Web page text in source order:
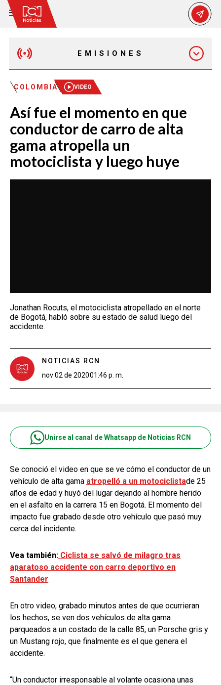
EMISIONES
MAÑANA EXPRESS
EMISIÓN 12:30 PM
EMISIÓN 7:00 PM
EMISIÓN 11:30 PM
COLOMBIA VIDEO
Así fue el momento en que
conductor de carro de alta
gama atropella un
motociclista y luego huye
Jonathan Rocuts, el motociclista atropellado en el norte
de Bogotá, habló sobre su estado de salud luego del
accidente.
NOTICIAS RCN
nov 02 de 202001:46 p. m.
Unirse al canal de Whatsapp de Noticias RCN
Se conoció el video en que se ve cómo el conductor de un
vehículo de alta gama atropelló a un motociclistade 25
años de edad y huyó del lugar dejando al hombre herido
en el asfalto en la carrera 15 en Bogotá. El momento del
impacto fue grabado desde otro vehículo que pasó muy
cerca del incidente.
Vea también: Ciclista se salvó de milagro tras
aparatoso accidente con carro deportivo en
Santander
En otro video, grabado minutos antes de que ocurrieran
los hechos, se ven dos vehículos de alta gama
parqueados a un costado de la calle 85, un Porsche gris y
un Mustang rojo, que finalmente es el que genera el
accidente.
“Un conductor irresponsable al volante ocasiona unas